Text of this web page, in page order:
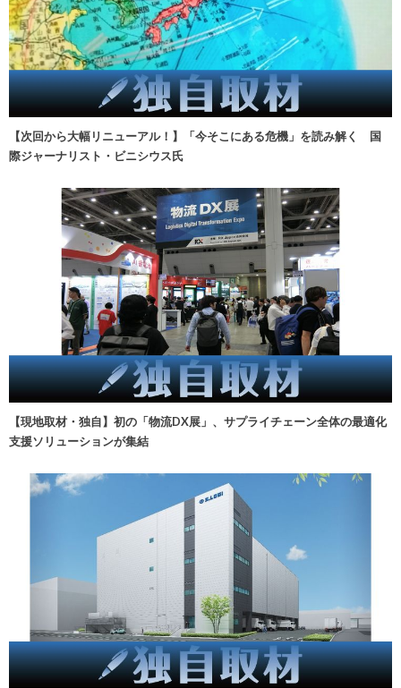
【次回から大幅リニューアル！】「今そこにある危機」を読み解く 国
際ジャーナリスト・ビニシウス氏
【現地取材・独自】初の「物流DX展」、サプライチェーン全体の最適化
支援ソリューションが集結